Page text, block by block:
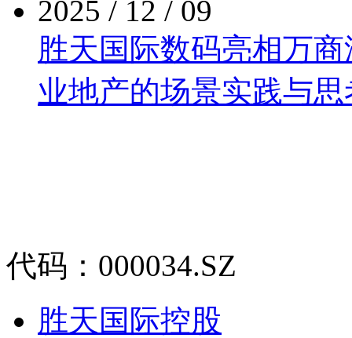
2025 / 12 / 09
胜天国际数码亮相万商
业地产的场景实践与思
代码：000034.SZ
胜天国际控股